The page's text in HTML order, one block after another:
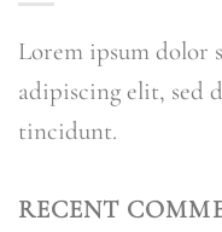
Lorem ipsum dolor
adipiscing elit, sed
tincidunt.
RECENT